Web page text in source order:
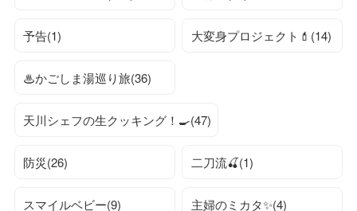
予告(1) 大変身プロジェクト💄(14)
♨かごしま湯巡り旅(36)
天川シェフの生クッキング！🍳(47)
防災(26) 二刀流🍒(1)
スマイルベビー(9) 主婦のミカタ✨(4)